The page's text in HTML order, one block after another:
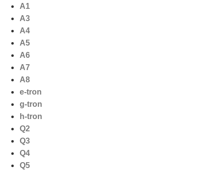
naar
inhoud
A1
A3
A4
A5
A6
A7
A8
e-tron
g-tron
h-tron
Q2
Q3
Q4
Q5